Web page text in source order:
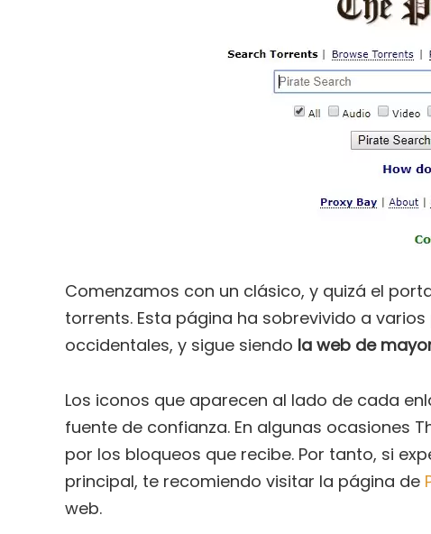
Comenzamos con un clásico, y quizá el
torrents. Esta página ha sobrevivido a
occidentales, y sigue siendo la web de
Los iconos que aparecen al lado de cada
fuente de confianza. En algunas ocasiones
por los bloqueos que recibe. Por tanto, si
principal, te recomiendo visitar la página de
web.